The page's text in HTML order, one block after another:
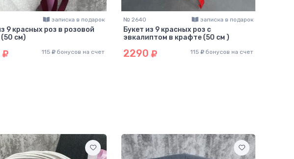
записка в подарок
9 красных роз в розовой
(50 см)
115 бонусов на счет
№ 2640 записка в подарок
Букет из 9 красных роз с
эвкалиптом в крафте (50 см )
2290 115 бонусов на счет